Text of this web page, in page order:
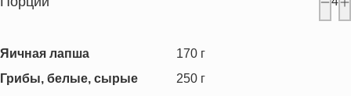
Яичная лапша 170 г
Грибы, белые, сырые
250 г